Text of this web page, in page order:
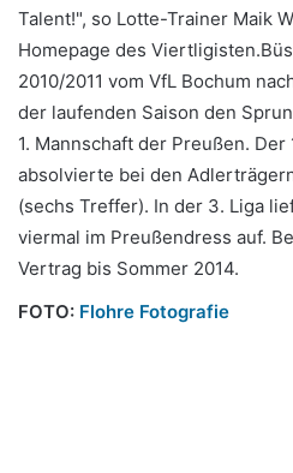
Talent!", so Lotte-Trainer Maik
Homepage des Viertligisten.
2010/2011 vom VfL Bochum
der laufenden Saison den
1. Mannschaft der Preußen.
absolvierte bei den
(sechs Treffer). In der 3. Liga
viermal im Preußendress auf.
Vertrag bis Sommer 2014.
FOTO: Flohre Fotografie